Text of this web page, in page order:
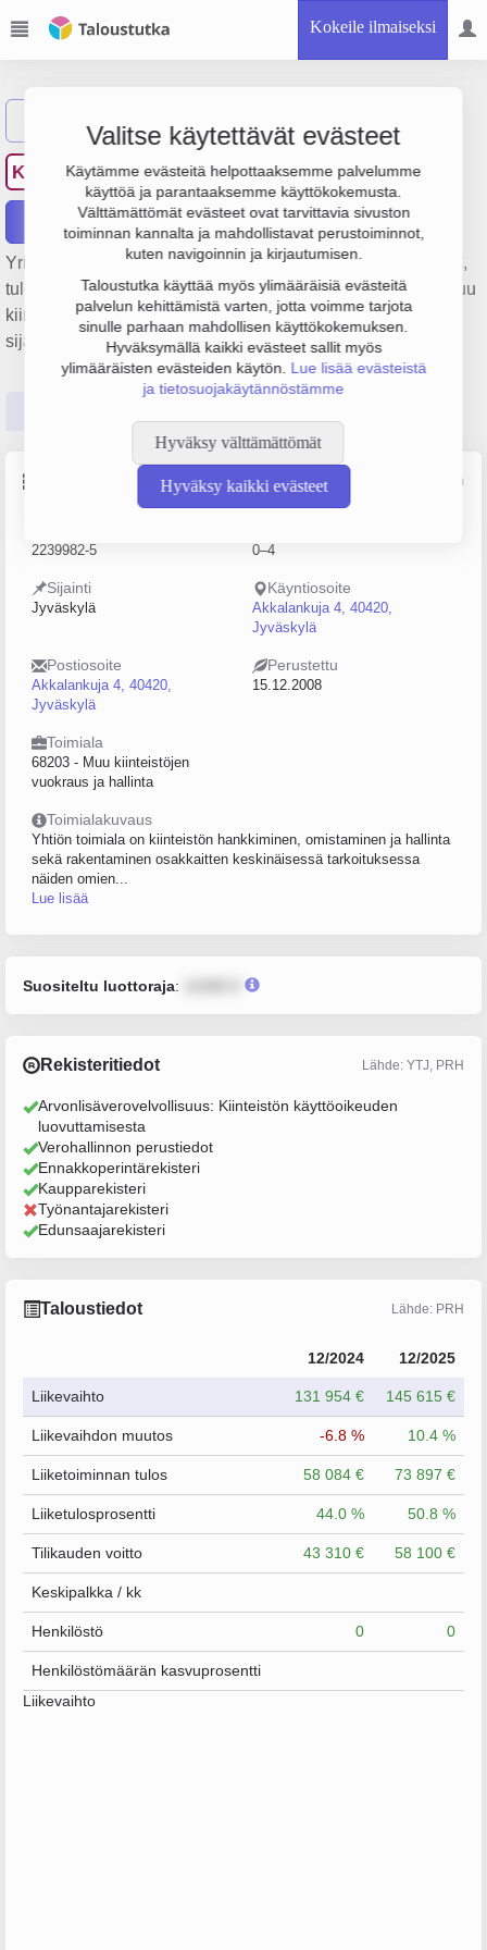
Kokeile ilmaiseksi
Valitse käytettävät evästeet
Käytämme evästeitä helpottaaksemme palvelumme
käyttöä ja parantaaksemme käyttökokemusta.
Välttämättömät evästeet ovat tarvittavia sivuston
toiminnan kannalta ja mahdollistavat perustoiminnot,
kuten navigoinnin ja kirjautumisen.
Taloustutka käyttää myös ylimääräisiä evästeitä
palvelun kehittämistä varten, jotta voimme tarjota
sinulle parhaan mahdollisen käyttökokemuksen.
Hyväksymällä kaikki evästeet sallit myös
ylimääräisten evästeiden käytön. Lue lisää evästeistä
ja tietosuojakäytännöstämme
Hyväksy välttämättömät
Hyväksy kaikki evästeet
KL Kiinteistö Oy Lasi-Seiska
Raportit
Yrityksen Kiinteistö Oy Lasi-Seiska liikevaihto on 146 000 €,
tulos 74 000 € ja henkilöstömäärä 0. Sen päätoimiala on Muu
kiinteistöjen vuokraus ja hallinta, perustamisvuosi 2008 ja
sijainti Jyväskylä. Yrityksen yhtiömuoto Osakeyhtiö (OY).
Lähde: YTJ, PRH, Traficom
2239982-5 0–4
Sijainti
Jyväskylä
Käyntiosoite
Akkalankuja 4, 40420,
Jyväskylä
Postiosoite
Akkalankuja 4, 40420,
Jyväskylä
Perustettu
15.12.2008
Toimiala
68203 - Muu kiinteistöjen
vuokraus ja hallinta
Toimialakuvaus
Yhtiön toimiala on kiinteistön hankkiminen, omistaminen ja hallinta
sekä rakentaminen osakkaitten keskinäisessä tarkoituksessa
näiden omien...
Lue lisää
Suositeltu luottoraja:
Rekisteritiedot Lähde: YTJ, PRH
Arvonlisäverovelvollisuus: Kiinteistön käyttöoikeuden
luovuttamisesta
Verohallinnon perustiedot
Ennakkoperintärekisteri
Kaupparekisteri
Työnantajarekisteri
Edunsaajarekisteri
Taloustiedot Lähde: PRH
12/2024 12/2025
Liikevaihto 131 954 € 145 615 €
Liikevaihdon muutos -6.8 % 10.4 %
Liiketoiminnan tulos 58 084 € 73 897 €
Liiketulosprosentti 44.0 % 50.8 %
Tilikauden voitto 43 310 € 58 100 €
Keskipalkka / kk
Henkilöstö 0 0
Henkilöstömäärän kasvuprosentti
Liikevaihto